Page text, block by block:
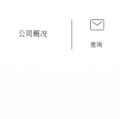
公司概况
查询